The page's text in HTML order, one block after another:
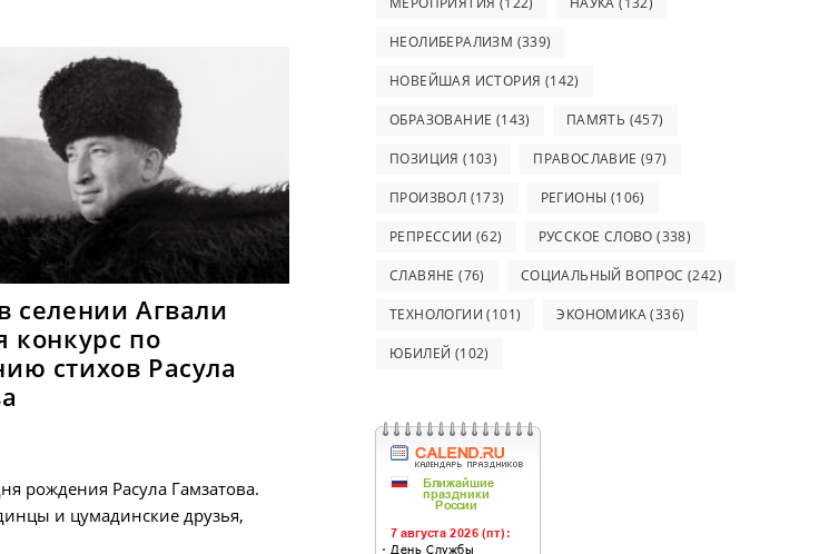
селении Агвали
конкурс по
стихов Расула
рождения Расула Гамзатова.
и цумадинские друзья,
НЕОЛИБЕРАЛИЗМ (339)
НОВЕЙШАЯ ИСТОРИЯ (142)
ОБРАЗОВАНИЕ (143) ПАМЯТЬ (457)
ПОЗИЦИЯ (103) ПРАВОСЛАВИЕ (97)
ПРОИЗВОЛ (173) РЕГИОНЫ (106)
РЕПРЕССИИ (62) РУССКОЕ СЛОВО (338)
СЛАВЯНЕ (76) СОЦИАЛЬНЫЙ ВОПРОС (242)
ТЕХНОЛОГИИ (101) ЭКОНОМИКА(336)
ЮБИЛЕЙ (102)